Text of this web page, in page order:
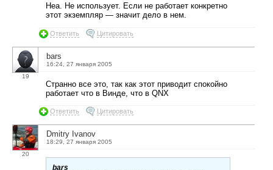
Неа. Не использует. Если не работает конкретно
этот экземпляр — значит дело в нем.
Ответить Цитировать
19
bars
16:24, 27 января 2005
Странно все это, так как этот приводит спокойно
работает что в Винде, что в QNX
Ответить Цитировать
20
Dmitry Ivanov
18:29, 27 января 2005
bars